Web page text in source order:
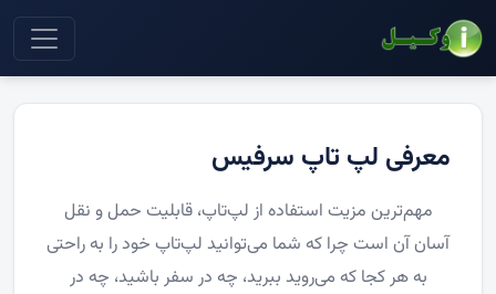
معرفی لپ تاپ سرفیس
مهم‌ترین مزیت استفاده از لپ‌تاپ، قابلیت حمل و نقل
آسان آن است چرا که شما می‌توانید لپ‌تاپ خود را به راحتی
به هر کجا که می‌روید ببرید، چه در سفر باشید، چه در